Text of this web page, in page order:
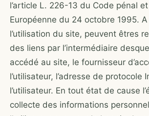
l’article L. 226-13 du Code pénal
Européenne du 24 octobre 1995. A
l’utilisation du site, peuvent êtres
des liens par l’intermédiaire
accédé au site, le fournisseur
l’utilisateur, l’adresse de protocole
l’utilisateur. En tout état de cause
collecte des informations